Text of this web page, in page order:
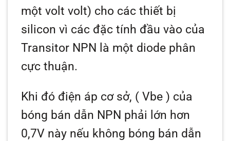
một volt volt) cho các thiết bị
silicon vì các đặc tính đầu vào của
Transitor NPN là một diode phân
cực thuận.
Khi đó điện áp cơ sở, (Vbe ) của
bóng bán dẫn NPN phải lớn hơn
0,7V này nếu không bóng bán dẫn